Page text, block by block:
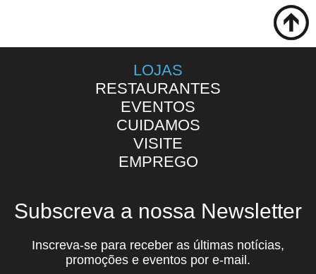
LOJAS
RESTAURANTES
EVENTOS
CUIDAMOS
VISITE
EMPREGO
Subscreva a nossa Newsletter
Inscreva-se para receber as últimas notícias,
promoções e eventos por e-mail.